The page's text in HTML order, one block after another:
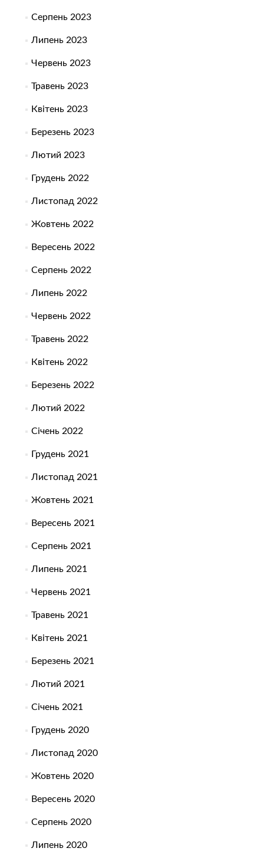
Серпень 2023
Липень 2023
Червень 2023
Травень 2023
Квітень 2023
Березень 2023
Лютий 2023
Грудень 2022
Листопад 2022
Жовтень 2022
Вересень 2022
Серпень 2022
Липень 2022
Червень 2022
Травень 2022
Квітень 2022
Березень 2022
Лютий 2022
Січень 2022
Грудень 2021
Листопад 2021
Жовтень 2021
Вересень 2021
Серпень 2021
Липень 2021
Червень 2021
Травень 2021
Квітень 2021
Березень 2021
Лютий 2021
Січень 2021
Грудень 2020
Листопад 2020
Жовтень 2020
Вересень 2020
Серпень 2020
Липень 2020